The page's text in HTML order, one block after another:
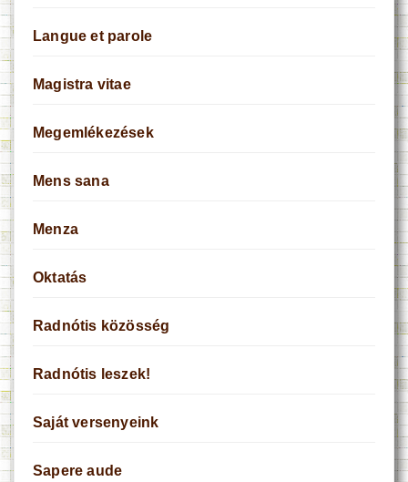
Langue et parole
Magistra vitae
Megemlékezések
Mens sana
Menza
Oktatás
Radnótis közösség
Radnótis leszek!
Saját versenyeink
Sapere aude